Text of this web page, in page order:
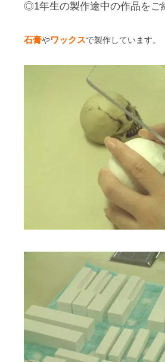
◎1年生の製作途中の作品をご
石膏やワックスで製作しています。